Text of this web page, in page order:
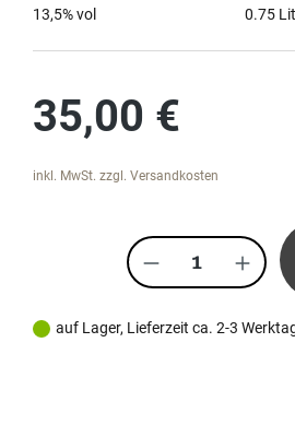
13,5% vol
0.75
35,00 €
inkl. MwSt. zzgl. Versandkosten
Produkt
auf Lager, Lieferzeit ca. 2-3